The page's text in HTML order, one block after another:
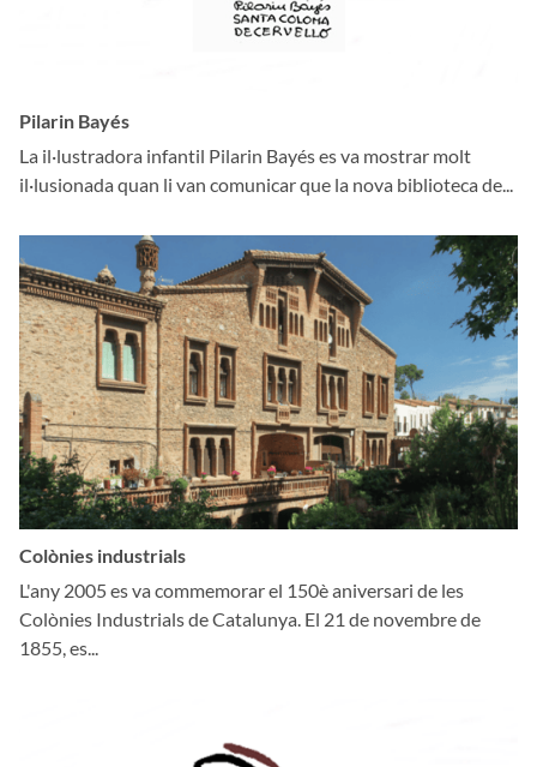
Pilarin Bayés
La il·lustradora infantil Pilarin Bayés es va mostrar molt
il·lusionada quan li van comunicar que la nova biblioteca de...
Colònies industrials
L'any 2005 es va commemorar el 150è aniversari de les
Colònies Industrials de Catalunya. El 21 de novembre de
1855, es...